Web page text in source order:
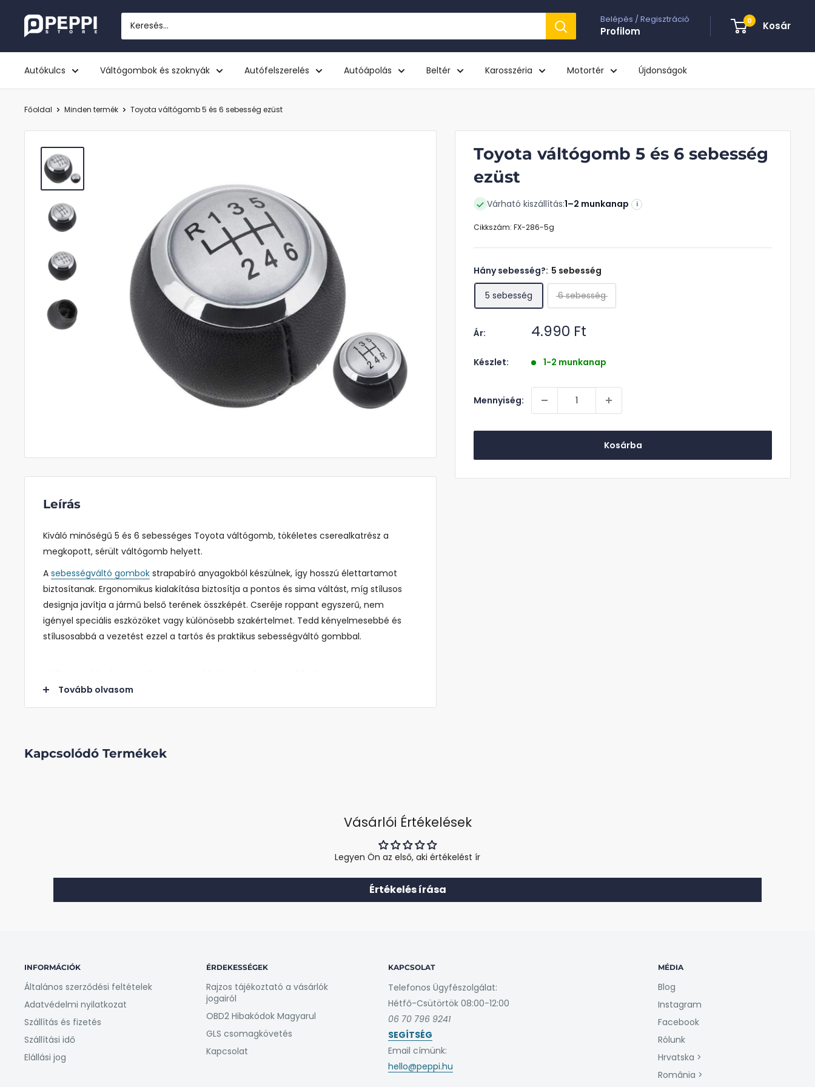
Peppi.hu
Belépés / Regisztráció
Profilom
0 Kosár
Autókulcs Váltógombok és szoknyák Autófelszerelés Autóápolás Beltér Karosszéria Motortér Újdonságok
Főoldal Minden termék Toyota váltógomb 5 és 6 sebesség ezüst
Toyota váltógomb 5 és 6 sebesség
ezüst
Várható kiszállítás:1–2 munkanap i
Cikkszám:FX-286-5g
Hány sebesség?: 5 sebesség
5 sebesség 6 sebesség
Ár: Akciós
4.990 Ft
Készlet: 1-2 munkanap
Mennyiség:
Kosárba
Leírás
Kiváló minőségű 5 és 6 sebességes Toyota váltógomb, tökéletes cserealkatrész a
megkopott, sérült váltógomb helyett.
A sebességváltó gombok strapabíró anyagokból készülnek, így hosszú élettartamot
biztosítanak. Ergonomikus kialakítása biztosítja a pontos és sima váltást, míg stílusos
designja javítja a jármű belső terének összképét. Cseréje roppant egyszerű, nem
igényel speciális eszközöket vagy különösebb szakértelmet. Tedd kényelmesebbé és
stílusosabbá a vezetést ezzel a tartós és praktikus sebességváltó gombbal.
kényelmetlenséget is okoz, valamint rontja a gépjármű belső megjelenését is.
Toyota Auris
További termékinformáció
Anyag:ABS műanyag
Szín:Fekete
Sebesség:
Tovább olvasom
Kapcsolódó Termékek
Vásárlói Értékelések
Legyen Ön az első, aki értékelést ír
Értékelés írása
INFORMÁCIÓK
Általános szerződési feltételek
Adatvédelmi nyilatkozat
Szállítás és fizetés
Szállítási idő
Elállási jog
ÉRDEKESSÉGEK
Rajzos tájékoztató a vásárlók
jogairól
OBD2 Hibakódok Magyarul
GLS csomagkövetés
Kapcsolat
KAPCSOLAT
Telefonos Ügyfészolgálat:
Hétfő-Csütörtök 08:00-12:00
06 70 796 9241
SEGÍTSÉG
Email címünk:
hello@peppi.hu
MÉDIA
Blog
Instagram
Facebook
Rólunk
Hrvatska >
România >